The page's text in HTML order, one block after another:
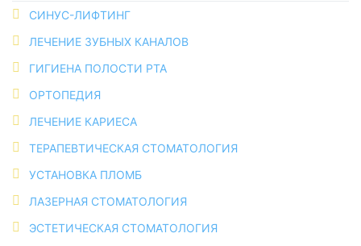
СИНУС-ЛИФТИНГ
ЛЕЧЕНИЕ ЗУБНЫХ КАНАЛОВ
ГИГИЕНА ПОЛОСТИ РТА
ОРТОПЕДИЯ
ЛЕЧЕНИЕ КАРИЕСА
ТЕРАПЕВТИЧЕСКАЯ СТОМАТОЛОГИЯ
УСТАНОВКА ПЛОМБ
ЛАЗЕРНАЯ СТОМАТОЛОГИЯ
ЭСТЕТИЧЕСКАЯ СТОМАТОЛОГИЯ